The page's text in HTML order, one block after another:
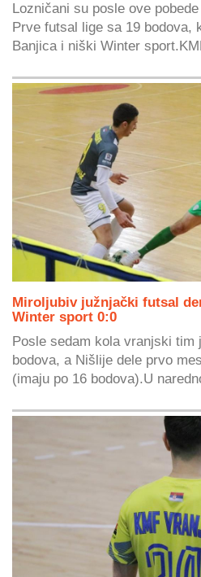
Lozničani su posle ove
Prve futsal lige sa 19 bodova,
Banjica i niški Winter
Miroljubiv južnjački futsal
Winter sport 0:0
Posle sedam kola vranjski tim
bodova, a Nišlije dele prvo
(imaju po 16 bodova).U